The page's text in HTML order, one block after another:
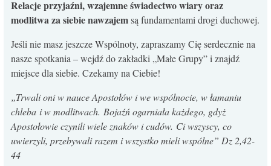
Relacje przyjaźni, wzajemne świadectwo wiary oraz
modlitwa za siebie nawzajemsą fundamentami drogi duchowej.
Jeśli nie masz jeszcze Wspólnoty, zapraszamy Cię serdecznie na
nasze spotkania – wejdź do zakładki „Małe Grupy” i znajdź
miejsce dla siebie. Czekamy na Ciebie!
„Trwali oni w nauce Apostołów i we wspólnocie, w łamaniu
chleba i w modlitwach. Bojaźń ogarniała każdego, gdyż
Apostołowie czynili wiele znaków i cudów. Ci wszyscy, co
uwierzyli, przebywali razem i wszystko mieli wspólne” Dz 2,42-
44